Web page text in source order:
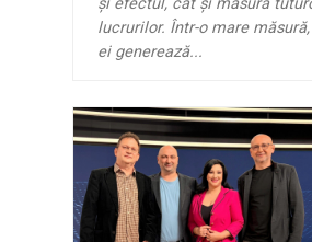
lucrurilor. Într-o mare măsură,
ei generează...